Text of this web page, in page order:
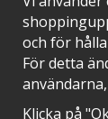
och för
För detta
Klicka på